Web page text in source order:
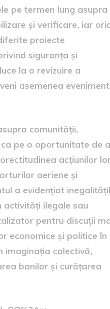
pe termen lung asupra
și verificare, iar
proiecte
siguranța și
la o revizuire a
asemenea
comunității,
pe o oportunitate de a
acțiunilor
aeriene și
a evidențiat
activități ilegale sau
pentru discuții
economice și politice în
imaginația colectivă,
banilor și curățarea